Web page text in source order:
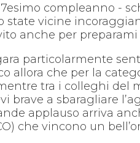
compleanno -
state vicine
anche per
particolarmente
allora che per la
tra i colleghi del
brave a sbaragliare
applauso arriva
che vincono un